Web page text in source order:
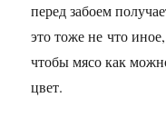
перед забоем
это тоже не что
чтобы мясо как
цвет.